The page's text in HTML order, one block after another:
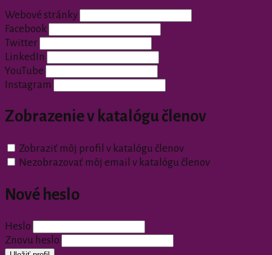
Webové stránky
Facebook
Twitter
LinkedIn
YouTube
Instagram
Zobrazenie v katalógu členov
Zobraziť môj profil v katalógu členov
Nezobrazovať môj email v katalógu členov
Nové heslo
Heslo
Znovu heslo